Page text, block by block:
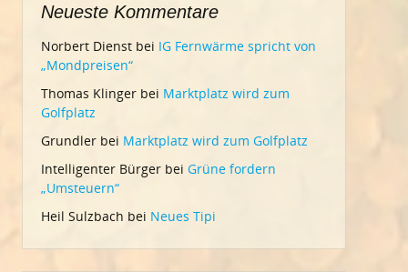
Neueste Kommentare
Norbert Dienst bei IG Fernwärme spricht von
„Mondpreisen“
Thomas Klinger bei Marktplatz wird zum
Golfplatz
Grundler bei Marktplatz wird zum Golfplatz
Intelligenter Bürger bei Grüne fordern
„Umsteuern“
Heil Sulzbach bei Neues Tipi